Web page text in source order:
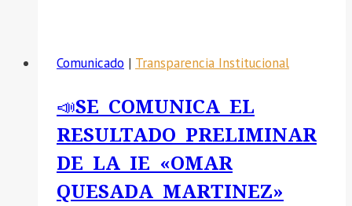
«BASES
EL
DESARROLLO
DEL
PROCESO
UNICO
Comunicado | Transparencia Institucional
📣SE COMUNICA EL
RESULTADO PRELIMINAR
DE LA IE «OMAR
QUESADA MARTINEZ»